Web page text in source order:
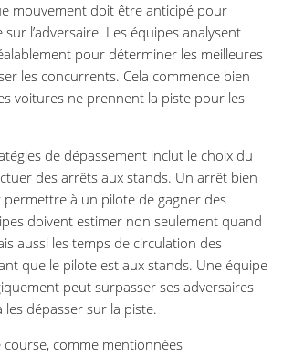
mouvement doit être anticipé pour
l’adversaire. Les équipes analysent
pour déterminer les meilleures
les concurrents. Cela commence bien
voitures ne prennent la piste pour les
de dépassement inclut le choix du
des arrêts aux stands. Un arrêt bien
à un pilote de gagner des
doivent estimer non seulement quand
aussi les temps de circulation des
que le pilote est aux stands. Une équipe
peut surpasser ses adversaires
les dépasser sur la piste.
course, comme mentionnées